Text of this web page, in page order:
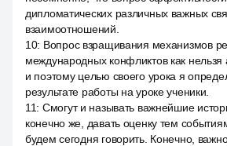
дипломатических различных важных
взаимоотношений.
10: Вопрос взращивания механизмов
международных конфликтов как нельзя
и поэтому целью своего урока я
результате работы на уроке ученики.
11: Смогут и называть важнейшие
конечно же, давать оценку тем
будем сегодня говорить. Конечно,